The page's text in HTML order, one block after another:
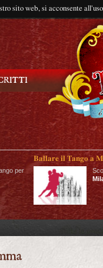
sito web, si acconsente
per
Ballare il Tango a